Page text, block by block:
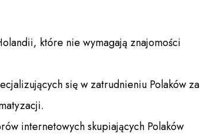
które nie wymagają znajomości
się w zatrudnieniu Polaków za
internetowych skupiających Polaków